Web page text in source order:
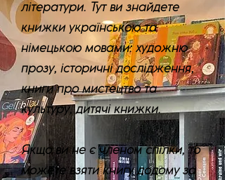
літератури. Тут ви знайдете
книжки українською та
німецькою мовами: художню
прозу, історичні дослідження,
книги про мистецтво та
культуру, дитячі книжки.
Якщо ви не є членом спілки, то
можете взяти книгу додому за